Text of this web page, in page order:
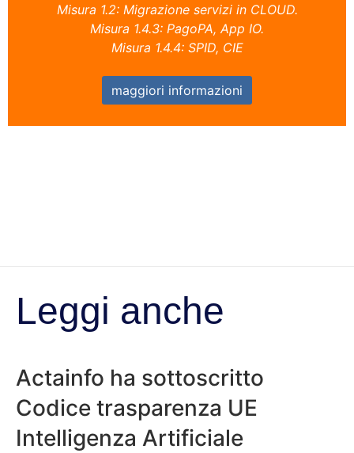
Misura 1.2: Migrazione servizi in CLOUD.
Misura 1.4.3: PagoPA, App IO.
Misura 1.4.4: SPID, CIE
maggiori informazioni
Leggi anche
Actainfo ha sottoscritto
Codice trasparenza UE
Intelligenza Artificiale